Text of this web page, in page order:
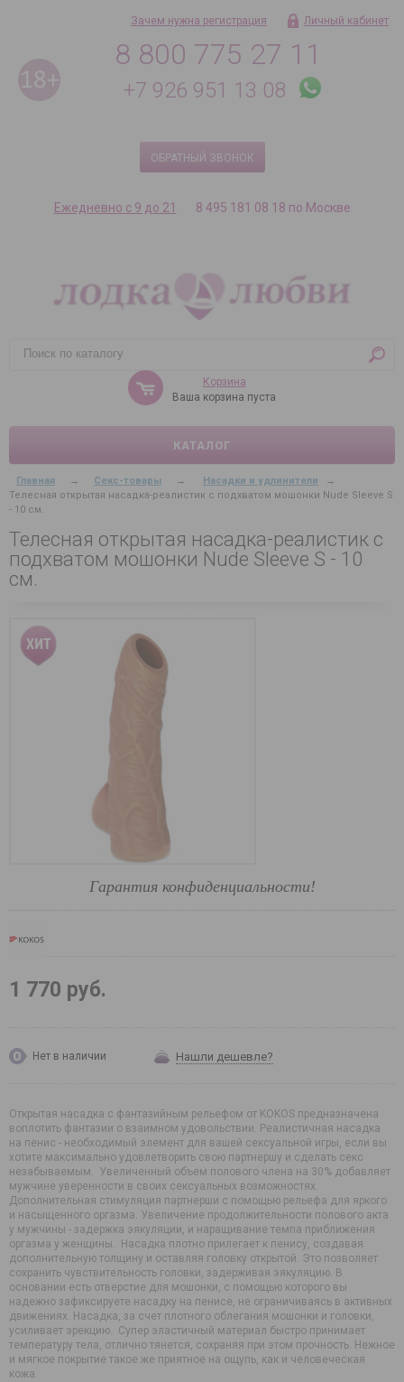
8 800 775 27 11
+7 926 951 13 08
ОБРАТНЫЙ ЗВОНОК
Зачем нужна регистрация Личный кабинет
Ежедневно с 9 до 21 8 495 181 08 18 по Москве
Корзина
Ваша корзина пуста
КАТАЛОГ
Главная → Секс-товары → Насадки и удлинители
→
Телесная открытая насадка-реалистик с подхватом мошонки Nude Sleeve S
- 10 см.
Телесная открытая насадка-реалистик с
подхватом мошонки Nude Sleeve S - 10
см.
Гарантия конфиденциальности!
1 770 руб.
Нет в наличии Нашли дешевле?
Открытая насадка с фантазийным рельефом от KOKOS предназначена
воплотить фантазии о взаимном удовольствии. Реалистичная насадка
на пенис - необходимый элемент для вашей сексуальной игры, если вы
хотите максимально удовлетворить свою партнершу и сделать секс
незабываемым. Увеличенный объем полового члена на 30% добавляет
мужчине уверенности в своих сексуальных возможностях.
Дополнительная стимуляция партнерши с помощью рельефа для яркого
и насыщенного оргазма. Увеличение продолжительности полового акта
у мужчины - задержка эякуляции, и наращивание темпа приближения
оргазма у женщины. Насадка плотно прилегает к пенису, создавая
дополнительную толщину и оставляя головку открытой. Это позволяет
сохранить чувствительность головки, задерживая эякуляцию. В
основании есть отверстие для мошонки, с помощью которого вы
надежно зафиксируете насадку на пенисе, не ограничиваясь в активных
движениях. Насадка, за счет плотного облегания мошонки и головки,
усиливает эрекцию. Супер эластичный материал быстро принимает
температуру тела, отлично тянется, сохраняя при этом прочность. Нежное
и мягкое покрытие такое же приятное на ощупь, как и человеческая
кожа.